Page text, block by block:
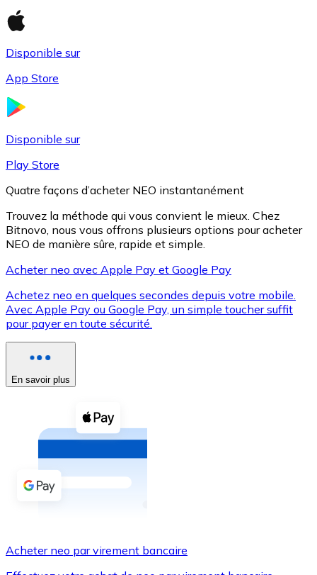
XRP
XRP
Voir toutes
Coupons crypto
Achetez des cryptomonnaies en espèces et d'autres
Acheter avec espèces
Virement SEPA
Disponible sur
App Store
Disponible sur
Play Store
Quatre façons d’acheter NEO instantanément
Trouvez la méthode qui vous convient le mieux. Chez
Bitnovo, nous vous offrons plusieurs options pour acheter
NEO de manière sûre, rapide et simple.
Acheter neo avec Apple Pay et Google Pay
Achetez neo en quelques secondes depuis votre mobile.
Avec Apple Pay ou Google Pay, un simple toucher suffit
pour payer en toute sécurité.
En savoir plus
Acheter neo par virement bancaire